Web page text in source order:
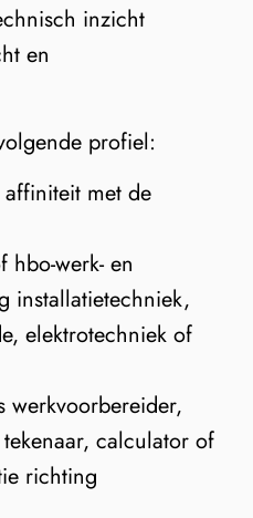
inzicht
en
profiel:
met de
hbo-werk- en
installatietechniek,
elektrotechniek of
werkvoorbereider,
calculator of
richting